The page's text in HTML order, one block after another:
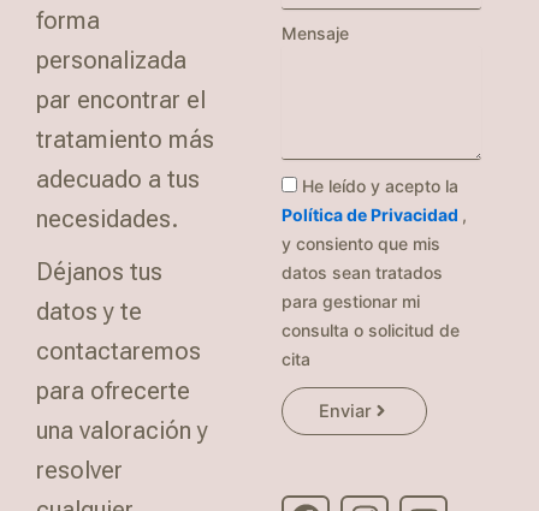
forma
personalizada
par encontrar el
tratamiento más
adecuado a tus
necesidades.
Déjanos tus
datos y te
contactaremos
para ofrecerte
una valoración y
resolver
Mensaje
He leído y acepto la
Política de Privacidad ,
y consiento que mis
datos sean tratados
para gestionar mi
consulta o solicitud de
cita
Enviar